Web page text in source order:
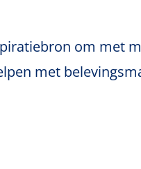
om met
met